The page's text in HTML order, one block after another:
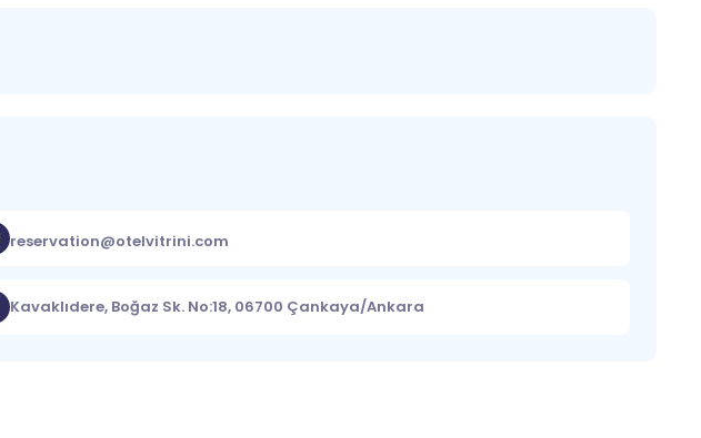
reservation@otelvitrini.com
Kavaklıdere, Boğaz Sk. No:18, 06700 Çankaya/Ankara